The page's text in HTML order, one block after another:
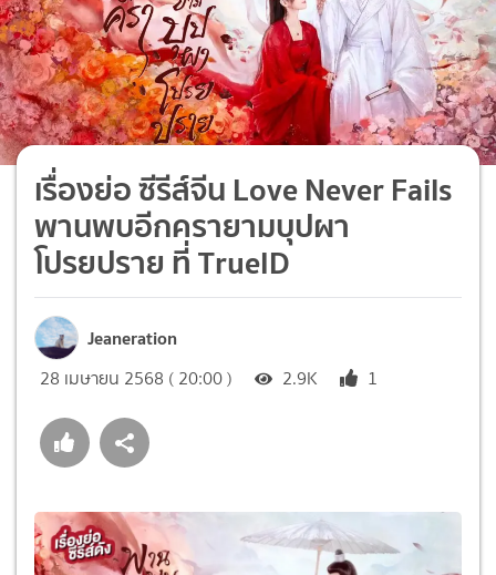
เรื่องย่อ ซีรีส์จีน Love Never Fails
พานพบอีกครายามบุปผา
โปรยปราย ที่ TrueID
Jeaneration
28 เมษายน 2568 ( 20:00 ) 2.9K 1